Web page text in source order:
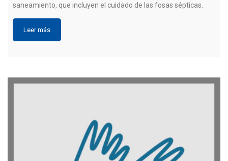
saneamiento, que incluyen el cuidado de las fosas sépticas.
Leer más